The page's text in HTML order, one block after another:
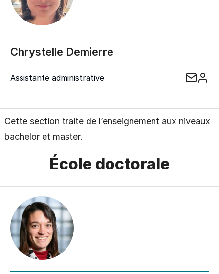
Chrystelle Demierre
Assistante administrative
Cette section traite de l’enseignement aux niveaux
bachelor et master.
École doctorale